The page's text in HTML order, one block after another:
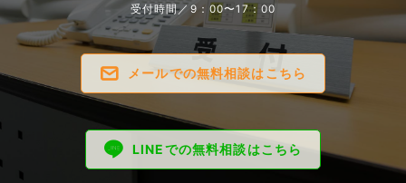
受付時間／9：00〜17：00
メールでの無料相談はこちら
LINEでの無料相談はこちら